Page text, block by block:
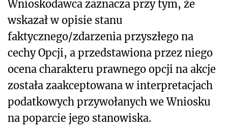
Wnioskodawca zaznacza przy tym, że
wskazał w opisie stanu
faktycznego/zdarzenia przyszłego na
cechy Opcji, a przedstawiona przez niego
ocena charakteru prawnego opcji na akcje
została zaakceptowana w interpretacjach
podatkowych przywołanych we Wniosku
na poparcie jego stanowiska.